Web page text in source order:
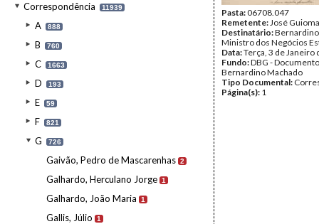
Correspondência 11939
A 888
B 760
C 1663
D 193
E 59
F 821
G 726
Gaivão, Pedro de Mascarenhas 2
Galhardo, Herculano Jorge 1
Galhardo, João Maria 1
Gallis, Júlio 1
Pasta:06708.047
Remetente:José
Destinatário:
Ministro dos Negócios
Data:Terça, 3 de Janeiro
Fundo:DBG -
Bernardino Machado
Tipo Documental:
Página(s): 1